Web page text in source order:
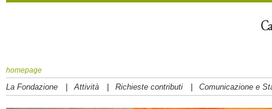
homepage
La Fondazione | Attività | Richieste contributi | Comunicazione e